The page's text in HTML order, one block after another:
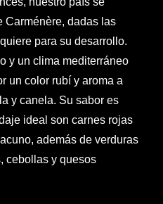
Carménère, dadas las
para su desarrollo.
y un clima mediterráneo
un color rubí y aroma a
y canela. Su sabor es
ideal son carnes rojas
además de verduras
cebollas y quesos